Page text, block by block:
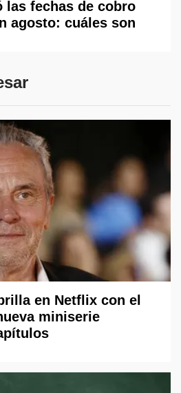
las fechas de cobro
agosto: cuáles son
en Netflix con el
miniserie